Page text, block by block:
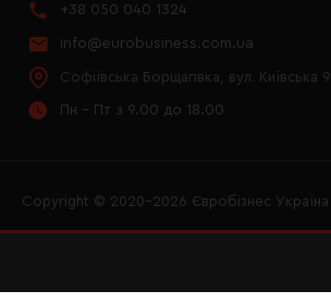
+38 050 040 1324
info@eurobusiness.com.ua
Софіївська Борщагівка, вул. Київська
Пн - Пт з 9.00 до 18.00
Copyright © 2020–2026 Євробізнес Україна
LOGO ЄВРОБІЗНЕС